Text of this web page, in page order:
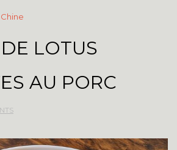
Chine
LOTUS
AU PORC